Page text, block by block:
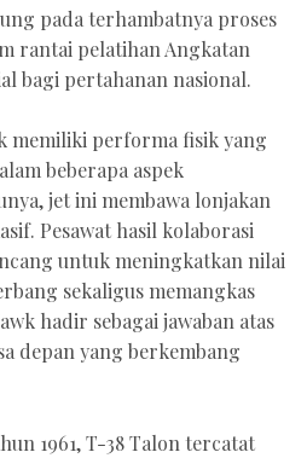
pada terhambatnya proses
rantai pelatihan Angkatan
bagi pertahanan nasional.
memiliki performa fisik yang
beberapa aspek
jet ini membawa lonjakan
Pesawat hasil kolaborasi
untuk meningkatkan nilai
sekaligus memangkas
hadir sebagai jawaban atas
depan yang berkembang
1961, T-38 Talon tercatat